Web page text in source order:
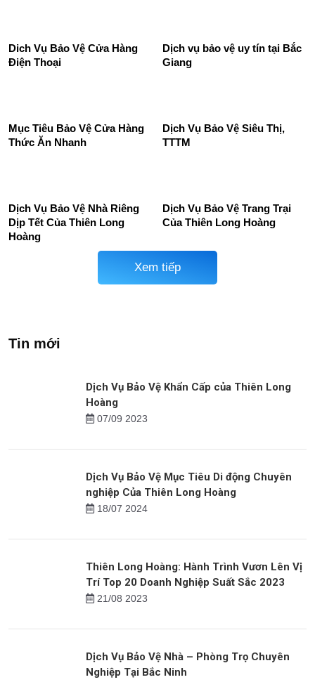
Dịch Vụ Bảo Vệ Khu Du Lịch
– Giải Pháp An Ninh Toàn
Thuê dịch vụ bảo vệ trường
học uy tín, chuyên nghiệp
Dich Vụ Bảo Vệ Cửa Hàng
Dịch vụ bảo vệ uy tín tại Bắc
Mục Tiêu Bảo Vệ Cửa Hàng
Thức Ăn Nhanh
Dịch Vụ Bảo Vệ Siêu Thị,
Hoàng
Tin mới
Dịch Vụ Bảo Vệ Khẩn Cấp của Thiên Long
Hoàng
Dịch Vụ Bảo Vệ Mục Tiêu Di động Chuyên
nghiệp Của Thiên Long Hoàng
Thiên Long Hoàng: Hành Trình Vươn Lên Vị